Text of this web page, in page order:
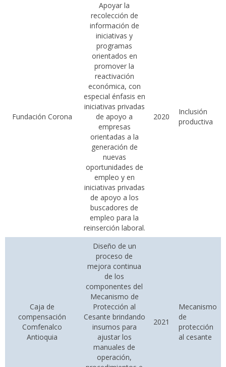
Fundación Corona
Apoyar la
recolección de
información de
iniciativas y
programas
orientados en
promover la
reactivación
económica, con
especial énfasis en
iniciativas privadas
de apoyo a
empresas
orientadas a la
generación de
nuevas
oportunidades de
empleo y en
iniciativas privadas
de apoyo a los
buscadores de
empleo para la
reinserción laboral.
2020
Inclusión
productiva
Caja de
compensación
Comfenalco
Antioquia
Diseño de un
proceso de
mejora continua
de los
componentes del
Mecanismo de
Protección al
Cesante brindando
insumos para
ajustar los
manuales de
operación,
2021
Mecanismo
de
protección
al cesante